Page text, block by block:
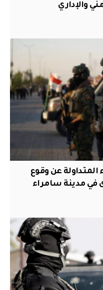
والإداري
عن وقوع
مدينة سامراء